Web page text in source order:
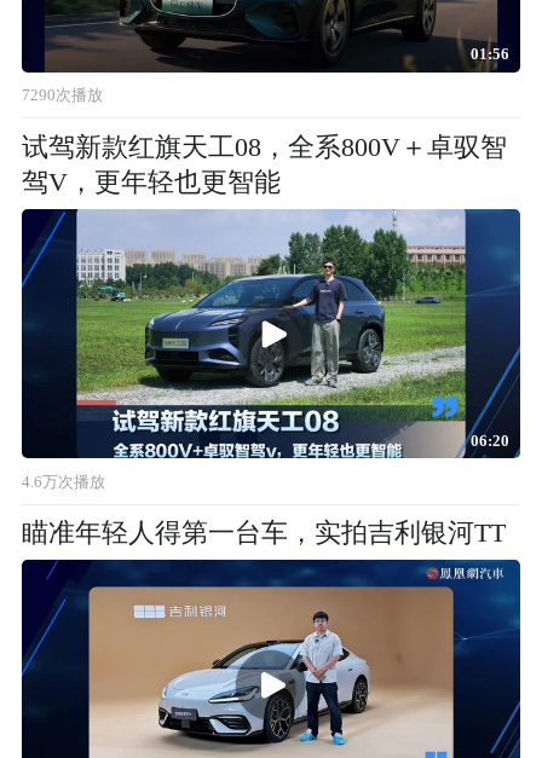
01:56
7290次播放
试驾新款红旗天工08，全系800V＋卓驭智
驾V，更年轻也更智能
06:20
4.6万次播放
瞄准年轻人得第一台车，实拍吉利银河TT